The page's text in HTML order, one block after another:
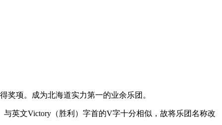
奖项。成为北海道实力第一的业余乐团。
英文Victory（胜利）字首的V字十分相似，故将乐团名称改